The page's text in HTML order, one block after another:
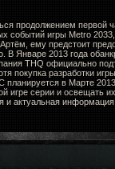
продолжением первой
событий игры Metro
ему предстоит
В Январе 2013 года
THQ официально
покупка разработки
в Марте
игре серии и освещать
актуальная информация